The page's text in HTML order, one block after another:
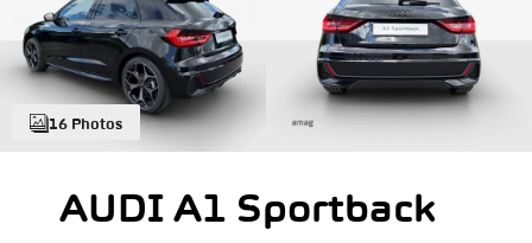
16 Photos
AUDI A1 Sportback